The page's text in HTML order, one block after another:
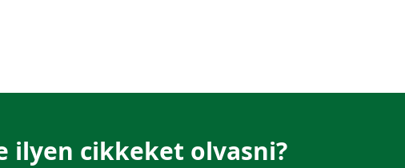
ilyen cikkeket olvasni?